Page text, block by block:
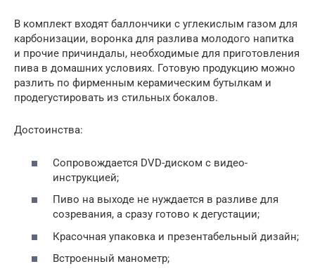
В комплект входят баллончики с углекислым газом для
карбонизации, воронка для разлива молодого напитка
и прочие причиндалы, необходимые для приготовления
пива в домашних условиях. Готовую продукцию можно
разлить по фирменным керамическим бутылкам и
продегустировать из стильных бокалов.
Достоинства:
Сопровождается DVD-диском с видео-
инструкцией;
Пиво на выходе не нуждается в разливе для
созревания, а сразу готово к дегустации;
Красочная упаковка и презентабельный дизайн;
Встроенный манометр;